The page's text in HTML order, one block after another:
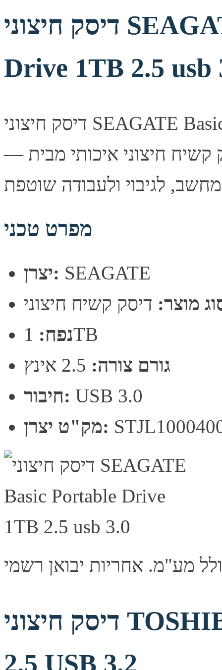
דיסק חיצוני SEAGATE Basic Portable
Drive 1TB 2.5 usb
דיסק חיצוני SEAGATE Basic Portable Drive 1TB 2.5 usb 3.0
— דיסק קשיח חיצוני איכותי מבית SEAGATE. פתרון אחסון אמין
מפרט טכני
יצרן: SEAGATE
מוצר: דיסק קשיח חיצוני
נפח:1TB
גורם צורה:
חיבור: USB 3.0
מק"ט יצרן:
דיסק חיצוני TOSHIBA Canvio Ready 1TB
2.5 USB 3.2